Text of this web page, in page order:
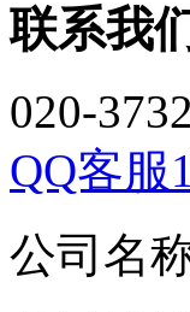
联系我
020-
QQ客服1
公司名